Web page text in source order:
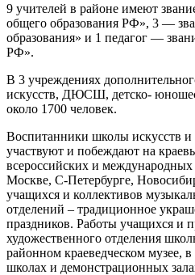
9 учителей в районе имеют
общего образования РФ», 3 —
образования» и 1 педагог —
РФ».
В 3 учреждениях
искусств, ДЮСШ, детско-
около 1700 человек.
Воспитанники школы искусств и
участвуют и побеждают на
всероссийских и международных
Москве, С-Петербурге,
учащихся и коллективов
отделений – традиционное
праздников. Работы учащихся и
художественного отделения
районном краеведческом музее,
школах и демонстрационных